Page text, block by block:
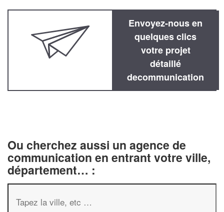
Envoyez-nous en
quelques clics
votre projet
détaillé
decommunication
Ou cherchez aussi un agence de
communication en entrant votre ville,
département… :